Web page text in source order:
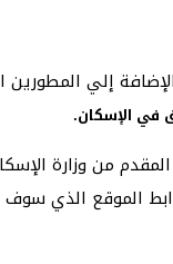
إلي المطورين
في الإسكان.
من وزارة
الموقع الذي